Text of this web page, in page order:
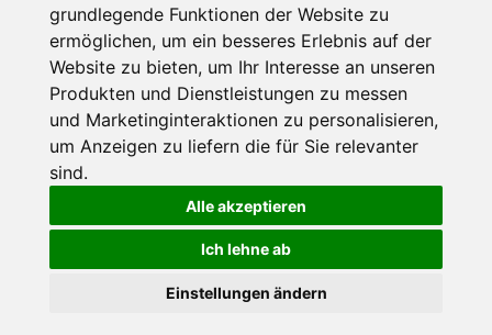
grundlegende Funktionen der Website zu
ermöglichen, um ein besseres Erlebnis auf der
Website zu bieten, um Ihr Interesse an unseren
Produkten und Dienstleistungen zu messen
und Marketinginteraktionen zu personalisieren,
um Anzeigen zu liefern die für Sie relevanter
sind.
Alle akzeptieren
Ich lehne ab
Einstellungen ändern